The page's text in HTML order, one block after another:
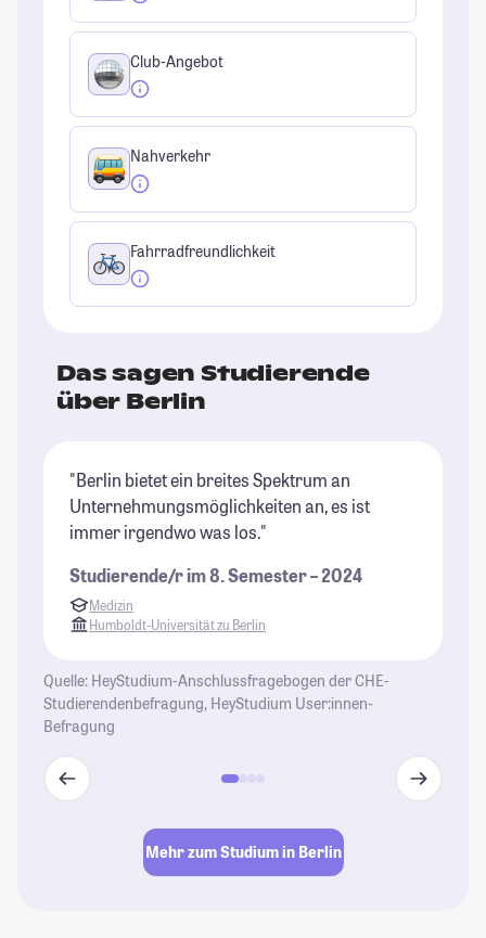
Club-Angebot
Nahverkehr
Fahrradfreundlichkeit
Das sagen Studierende
über Berlin
"Berlin bietet ein breites Spektrum an
Unternehmungsmöglichkeiten an, es ist
immer irgendwo was los."
Studierende/r im 8. Semester – 2024
Medizin
Humboldt-Universität zu Berlin
Quelle: HeyStudium-Anschlussfragebogen der CHE-
Studierendenbefragung, HeyStudium User:innen-
Befragung
Mehr zum Studium in Berlin